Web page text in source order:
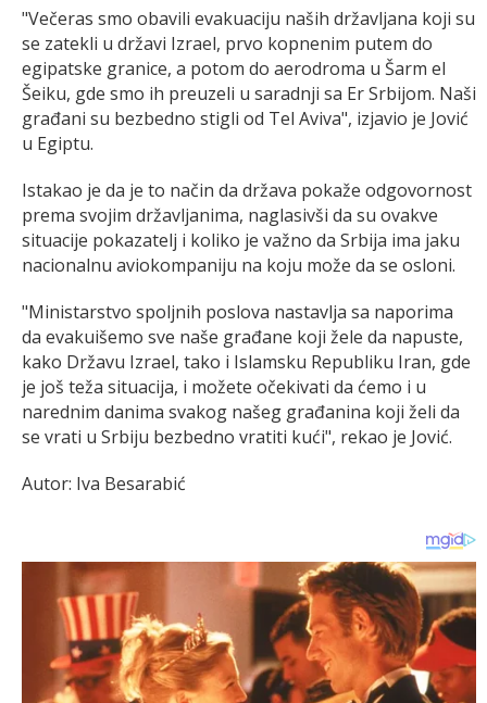
"Večeras smo obavili evakuaciju naših državljana koji su
se zatekli u državi Izrael, prvo kopnenim putem do
egipatske granice, a potom do aerodroma u Šarm el
Šeiku, gde smo ih preuzeli u saradnji sa Er Srbijom. Naši
građani su bezbedno stigli od Tel Aviva", izjavio je Jović
u Egiptu.
Istakao je da je to način da država pokaže odgovornost
prema svojim državljanima, naglasivši da su ovakve
situacije pokazatelj i koliko je važno da Srbija ima jaku
nacionalnu aviokompaniju na koju može da se osloni.
"Ministarstvo spoljnih poslova nastavlja sa naporima
da evakuišemo sve naše građane koji žele da napuste,
kako Državu Izrael, tako i Islamsku Republiku Iran, gde
je još teža situacija, i možete očekivati da ćemo i u
narednim danima svakog našeg građanina koji želi da
se vrati u Srbiju bezbedno vratiti kući", rekao je Jović.
Autor: Iva Besarabić